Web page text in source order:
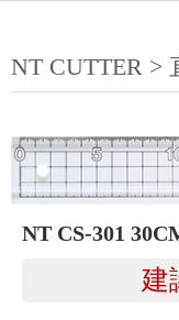
NT CUTTER >
NT CS-301
建